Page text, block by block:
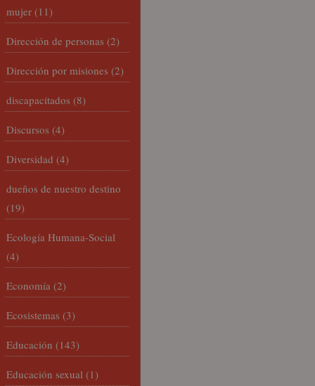
mujer (11)
Dirección de personas (2)
Dirección por misiones (2)
discapacitados (8)
Discursos (4)
Diversidad (4)
dueños de nuestro destino
(19)
Ecología Humana-Social
(4)
Economía (2)
Ecosistemas (3)
Educación (143)
Educación sexual (1)